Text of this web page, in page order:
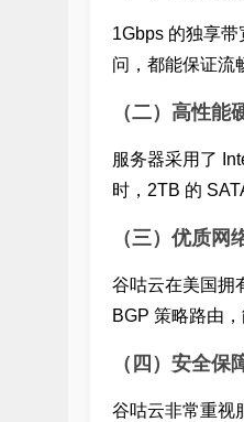
1Gbps 的独享
问，都能保证流
（二）高性能
服务器采用了
时，2TB 的
（三）优质网
谷咕云在美国拥
BGP 策略路由
（四）安全保
谷咕云非常重视